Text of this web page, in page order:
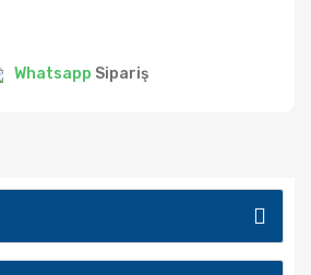
Whatsapp Sipariş